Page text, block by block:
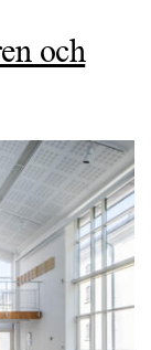
och